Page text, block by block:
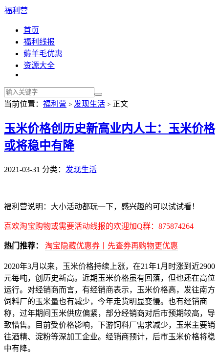
福利营
首页
福利线报
薅羊毛优惠
资源大全
当前位置： 福利营 > 发现生活 > 正文
玉米价格创历史新高业内人士：玉米价格
或将稳中有降
2021-03-31 分类： 发现生活
福利营说明：大小活动都玩一下，感兴趣的可以试试看！
喜欢淘宝购物或需要活动线报的欢迎加Q群：875874264
热门推荐： 淘宝隐藏优惠券丨先查券再购物更优惠
2020年3月以来，玉米价格持续上涨，在21年1月时涨到近2900
元每吨，创历史新高。近期玉米价格虽有回落，但也还在高位
运行。对经销商而言，有经销商表示，玉米价格高，发往南方
饲料厂的玉米量也有减少，今年走货明显变慢。也有经销商
称，过年期间玉米供应偏紧，部分经销商对后市预期较高，导
致惜售。目前受价格影响，下游饲料厂需求减少，玉米主要销
往酒精、淀粉等深加工企业。经销商预计，后市玉米价格将稳
中有降。